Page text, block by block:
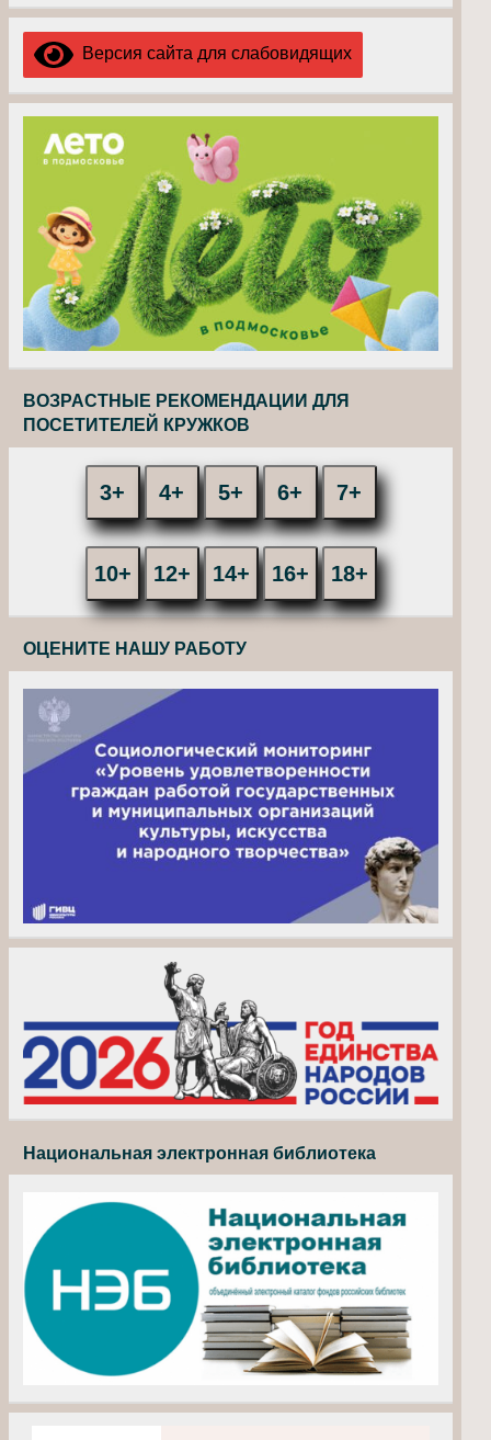
Версия сайта для слабовидящих
ВОЗРАСТНЫЕ РЕКОМЕНДАЦИИ ДЛЯ
ПОСЕТИТЕЛЕЙ КРУЖКОВ
3+ 4+ 5+ 6+ 7+
10+ 12+ 14+ 16+ 18+
ОЦЕНИТЕ НАШУ РАБОТУ
Национальная электронная библиотека